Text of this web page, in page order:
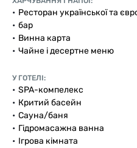
Ресторан української та
бар
Винна карта
Чайне і десертне меню
У ГОТЕЛІ:
SPA-компелекс
Критий басейн
Сауна/баня
Гідромасажна ванна
Ігрова кімната